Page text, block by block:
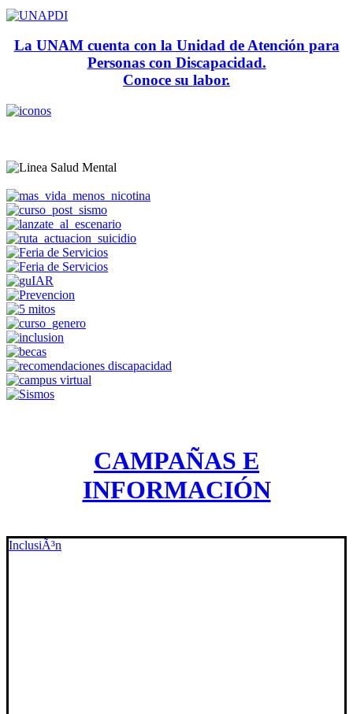
La UNAM cuenta con la Unidad de Atención para
Personas con Discapacidad.
Conoce su labor.
CAMPAÑAS E
INFORMACIÓN
InclusiÃ³n